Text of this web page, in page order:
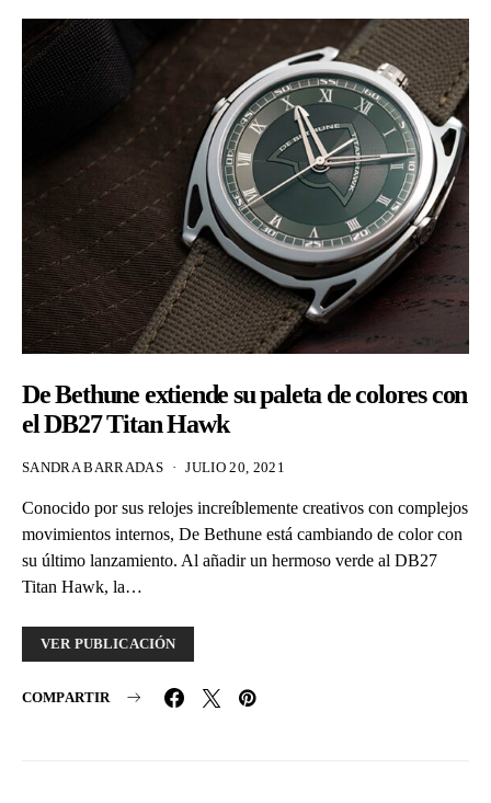
De Bethune extiende su paleta de colores con
el DB27 Titan Hawk
SANDRA BARRADAS JULIO 20, 2021
Conocido por sus relojes increíblemente creativos con complejos
movimientos internos, De Bethune está cambiando de color con
su último lanzamiento. Al añadir un hermoso verde al DB27
Titan Hawk, la…
VER PUBLICACIÓN
COMPARTIR